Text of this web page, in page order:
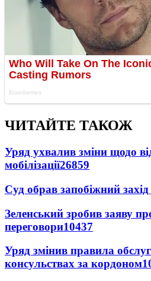
ЧИТАЙТЕ ТАКОЖ
Уряд ухвалив зміни щодо
мобілізації26859
Суд обрав запобіжний
Зеленський зробив заяву
переговори10437
Уряд змінив правила
консульствах за кордоном